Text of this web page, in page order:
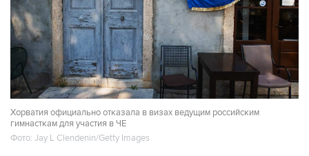
Хорватия официально отказала в визах ведущим российским
гимнасткам для участия в ЧЕ
Фото: Jay L Clendenin/Getty Images